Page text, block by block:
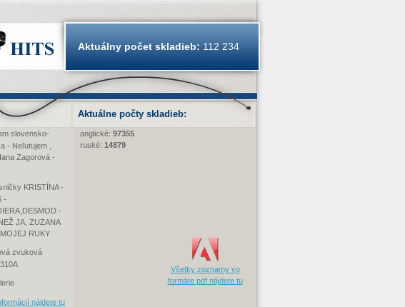
Aktuálny počet skladieb: 112 234
Aktuálne počty skladieb:
slovensko-
- Neľutujem ,
Zagorová -
KRISTÍNA -
-
-
JA, ZUZANA
RUKY
zvuková
nájdete tu
Všetky zoznamy vo
formáte pdf nájdete tu
anglické: 97355
ruské: 14879